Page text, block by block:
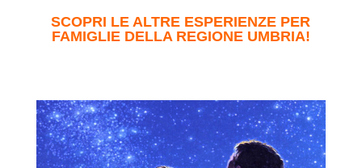
SCOPRI LE ALTRE ESPERIENZE PER
FAMIGLIE DELLA REGIONE UMBRIA!